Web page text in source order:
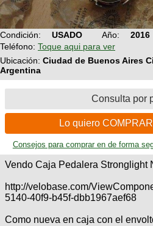
BMX
Ruta,
triatlon
De
todo
Enduro
Ranking
del
DÍA
COMPRO
CANJE
Mi
Reputación
Mis
Ventas
Técnica
Mecánica
Robadas
Noticias
Calendario
Operadores
de
cicloturismo
Relatos
de
viajes
de
Últimos
Buscar
Mis
Amigos
de
Condición: USADO Año:
2016
Teléfono: Toque aqui para ver
Ubicación: Ciudad de Buenos Aires
Argentina
Consulta por
Lo quiero
Consejos para comprar en de forma
Vendo Caja Pedalera Stronglight
http://velobase.com/
5140-40f9-b45f-dbb1967aef68
Como nueva en caja con el